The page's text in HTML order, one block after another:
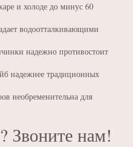
и холоде до минус 60
водоотталкивающими
надежно противостоит
надежнее традиционных
необременительна для
Звоните нам!